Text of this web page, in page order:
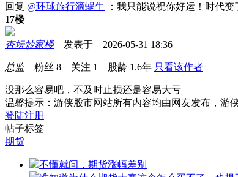
回复 @环球旅行滴蜗牛 ：我只能说祝你好运！时代变
17楼
杏坛炒家楼发表于 2026-05-31 18:36
总监粉丝 8 关注 1 股龄 1.6年 只看该作者
没那么容易吧，不及时止损还是容易大亏
温馨提示：游侠股市网站所有内容均由网友发布，游
登陆注册
帖子标签
期货
不懂就问，期货涨幅差别